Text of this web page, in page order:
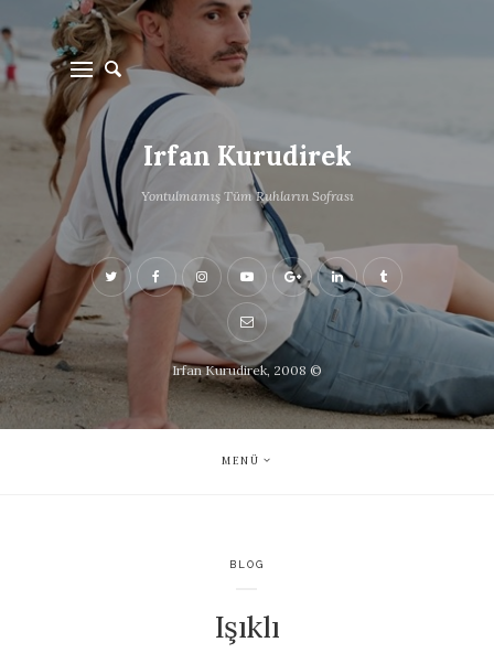
Irfan Kurudirek
Yontulmamış Tüm Ruhların Sofrası
Irfan Kurudirek, 2008 ©
MENÜ
BLOG
Işıklı